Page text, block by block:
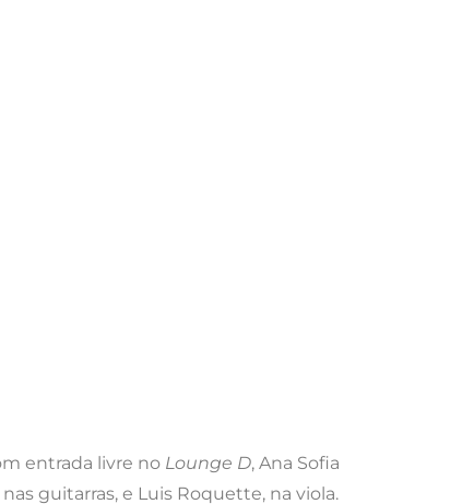
entrada livre no Lounge D, Ana Sofia
guitarras, e Luis Roquette, na viola.